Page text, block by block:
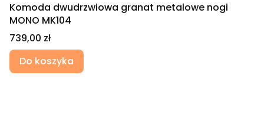
Komoda dwudrzwiowa granat metalowe nogi
MONO MK104
Cena
739,00 zł
Do koszyka